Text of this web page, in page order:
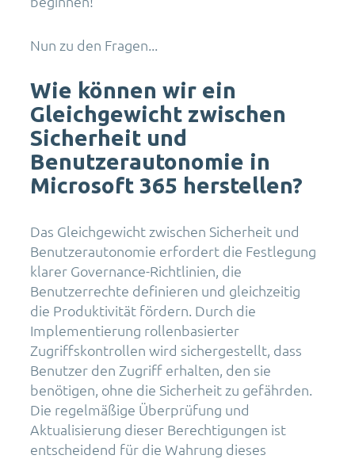
Nun zu den Fragen...
Wie können wir ein
Gleichgewicht zwischen
Sicherheit und
Benutzerautonomie in
Microsoft 365 herstellen?
Das Gleichgewicht zwischen Sicherheit und
Benutzerautonomie erfordert die Festlegung
klarer Governance-Richtlinien, die
Benutzerrechte definieren und gleichzeitig
die Produktivität fördern. Durch die
Implementierung rollenbasierter
Zugriffskontrollen wird sichergestellt, dass
Benutzer den Zugriff erhalten, den sie
benötigen, ohne die Sicherheit zu gefährden.
Die regelmäßige Überprüfung und
Aktualisierung dieser Berechtigungen ist
entscheidend für die Wahrung dieses